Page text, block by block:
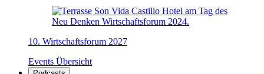
10. Wirtschaftsforum 2027
Events Übersicht